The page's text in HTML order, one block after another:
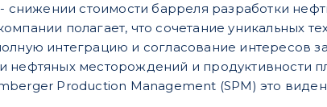
стоимости барреля разработки
полагает, что сочетание уникальных
интеграцию и согласование интересов
месторождений и продуктивности
Production Management (SPM) это